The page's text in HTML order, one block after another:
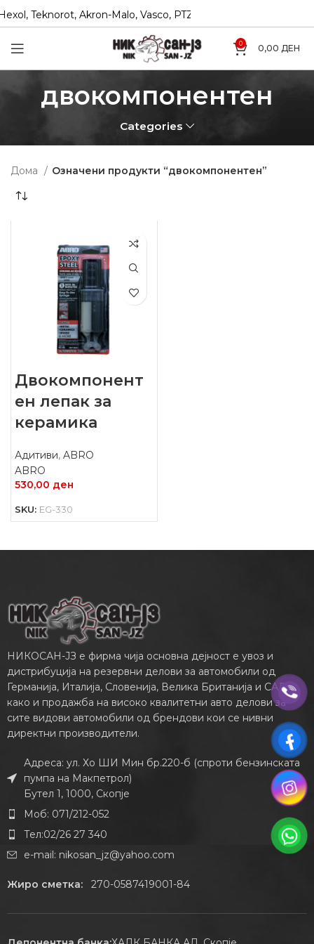
Teknorot, Akron-Malo, Vasco, PTZ, Coram
0 0,00 ДЕН
двокомпонентен
Categories
Дома Означени продукти “двокомпонентен”
Двокомпонент
ен лепак за
керамика
Адитиви, ABRO
ABRO
530,00 ден
SKU: EG-330
НИКОСАН-ЈЗ е фирма чија основна дејност е увоз и
дистрибуција на резервни делови за автомобили од
Германија, Италија, Словенија, Велика Британија и САД,
како и продажба на високо квалитетни авто делови за
сите видови автомобили од брендови кои се нивни
директни производители.
Адреса: ул. Хо ШИ Мин бр.220-б (спроти бензинската
пумпа на Макпетрол)
Бутел 1, 1000, Скопје
Моб: 071/212-052
Тел:02/26 27 340
e-mail: nikosan_jz@yahoo.com
Жиро сметка:270-0587419001-84